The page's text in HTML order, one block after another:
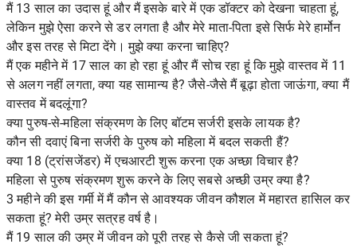
मैं 13 साल का उदास हूं और मैं इसके बारे में एक डॉक्टर को देखना चाहता हूं,
लेकिन मुझे ऐसा करने से डर लगता है और मेरे माता-पिता इसे सिर्फ मेरे हार्मोन
और इस तरह से मिटा देंगे। मुझे क्या करना चाहिए?
मैं एक महीने में 17 साल का हो रहा हूं और मैं सोच रहा हूं कि मुझे वास्तव में 11
से अलग नहीं लगता, क्या यह सामान्य है? जैसे-जैसे मैं बूढ़ा होता जाऊंगा, क्या मैं
वास्तव में बदलूंगा?
क्या पुरुष-से-महिला संक्रमण के लिए बॉटम सर्जरी इसके लायक है?
कौन सी दवाएं बिना सर्जरी के पुरुष को महिला में बदल सकती हैं?
क्या 18 (ट्रांसजेंडर) में एचआरटी शुरू करना एक अच्छा विचार है?
महिला से पुरुष संक्रमण शुरू करने के लिए सबसे अच्छी उम्र क्या है?
3 महीने की इस गर्मी में मैं कौन से आवश्यक जीवन कौशल में महारत हासिल कर
सकता हूं? मेरी उम्र सत्रह वर्ष है।
मैं 19 साल की उम्र में जीवन को पूरी तरह से कैसे जी सकता हूं?